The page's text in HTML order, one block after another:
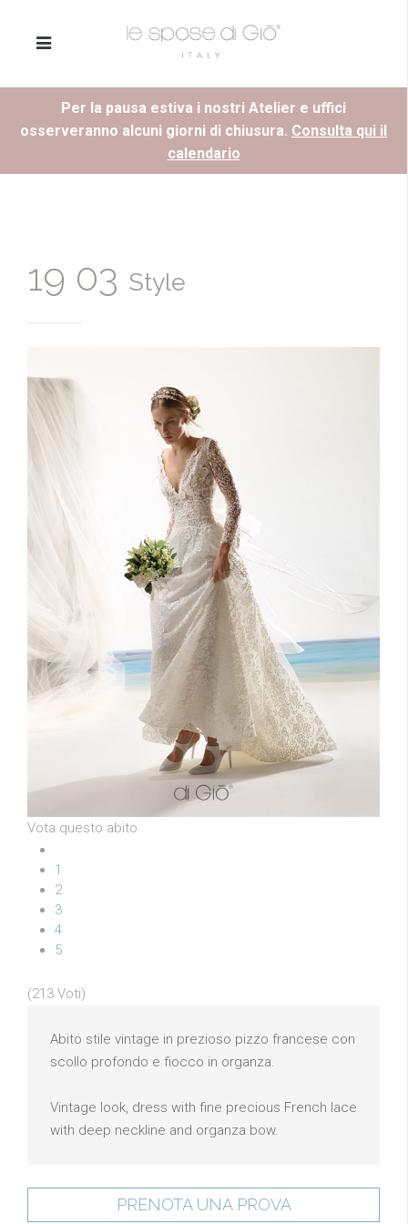
Per la pausa estiva i nostri Atelier e uffici
osserveranno alcuni giorni di chiusura. Consulta qui il
calendario
19 03 Style
Vota questo abito
1
2
3
4
5
(213 Voti)
Abito stile vintage in prezioso pizzo francese con
scollo profondo e fiocco in organza.
Vintage look, dress with fine precious French lace
with deep neckline and organza bow.
PRENOTA UNA PROVA